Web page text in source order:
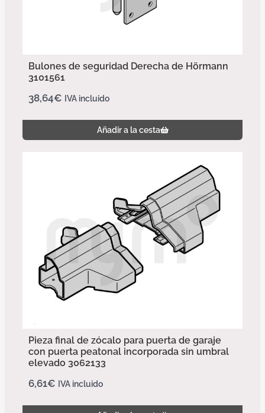
Bulones de seguridad Derecha de Hörmann
3101561
38,64€ IVA incluido
Añadir a la cesta
Pieza final de zócalo para puerta de garaje
con puerta peatonal incorporada sin umbral
elevado 3062133
6,61€ IVA incluido